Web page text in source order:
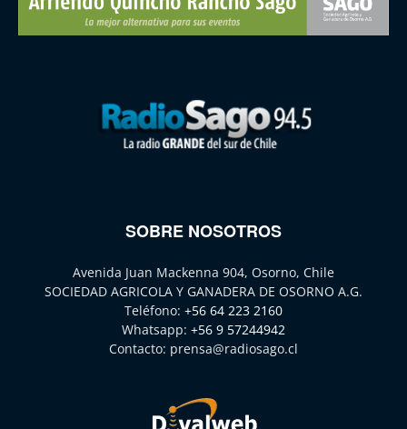
SOBRE NOSOTROS
Avenida Juan Mackenna 904, Osorno, Chile
SOCIEDAD AGRICOLA Y GANADERA DE OSORNO A.G.
Teléfono: +56 64 223 2160
Whatsapp: +56 9 57244942
Contacto: prensa@radiosago.cl